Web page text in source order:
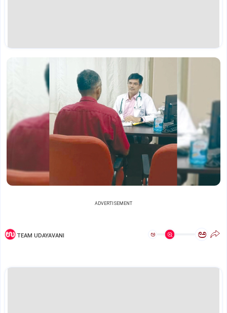
ADVERTISEMENT
TEAM UDAYAVANI ಅ ಅ